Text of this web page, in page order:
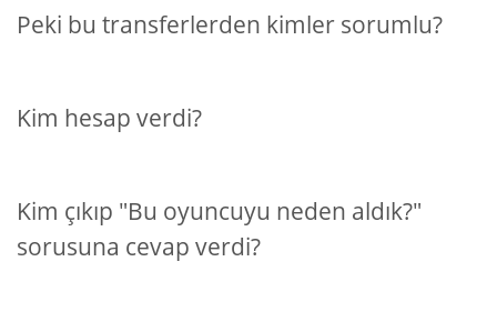
Peki bu transferlerden kimler sorumlu?
Kim hesap verdi?
Kim çıkıp "Bu oyuncuyu neden aldık?"
sorusuna cevap verdi?